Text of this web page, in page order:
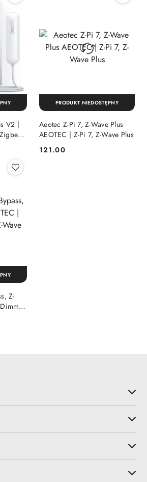
V2 |
|
Aeotec Z-Pi 7, Z-Wave Plus
AEOTEC | Z-Pi 7, Z-Wave Plus
Cena:
121.00
PRODUKT NIEDOSTĘPNY
Z-